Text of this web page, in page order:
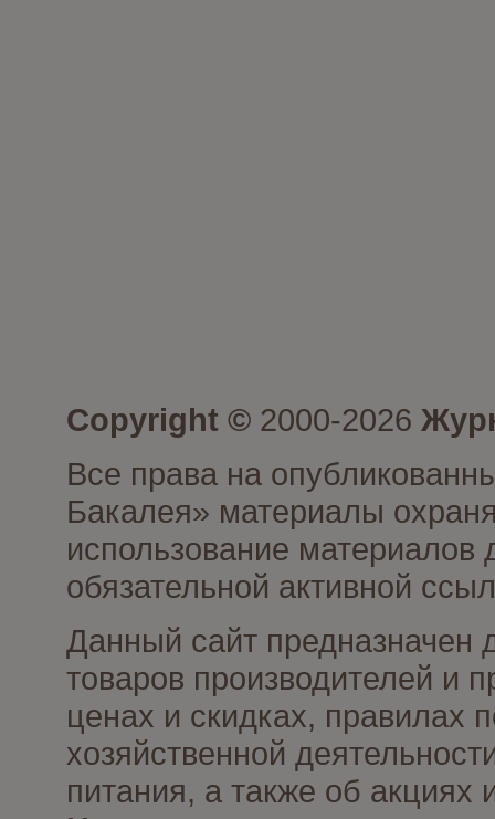
Copyright © 2000-2026
Все права на
Бакалея» материалы
использование материалов
обязательной активной
Данный сайт предназначен
товаров производителей и
ценах и скидках, правилах
хозяйственной
питания, а также об